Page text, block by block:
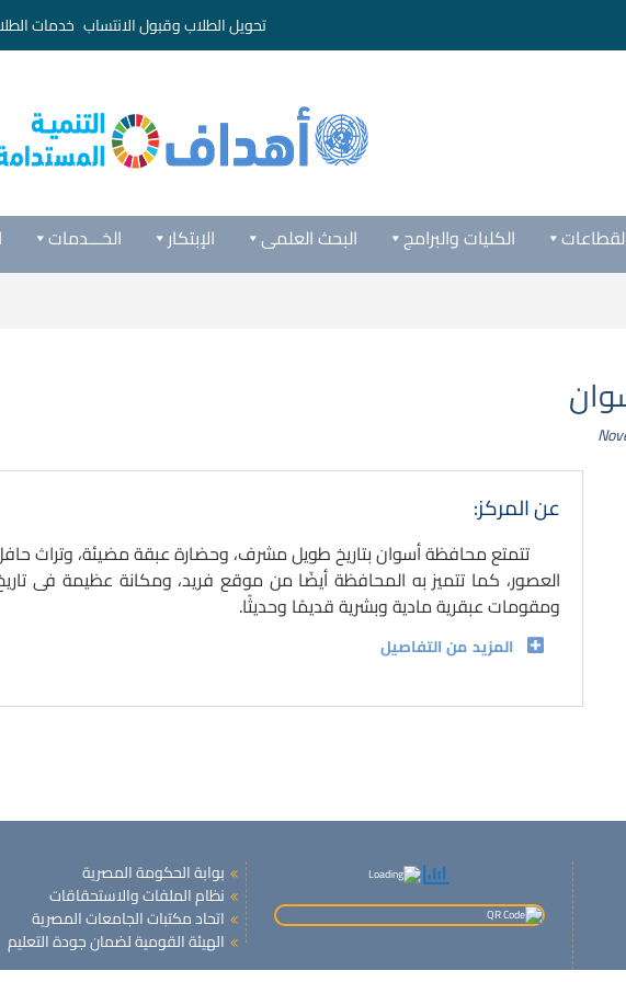
تحويل الطلاب وقبول الانتساب خدمات
الخـــدمات الإبتكار البحث العلمى الكليات والبرامج
عن المركز:
تتمتع محافظة أسوان بتاريخ طويل مشرف، وحضارة عبقة مضيئة، وتراث
العصور، كما تتميز به المحافظة أيضًا من موقع فريد، ومكانة عظيمة فى تاريخ
ومقومات عبقرية مادية وبشرية قديمًا وحديثًا.
المزيد من التفاصيل
بوابة الحكومة المصرية
نظام الملفات والاستحقاقات
اتحاد مكتبات الجامعات المصرية
الهيئة القومية لضمان جودة التعليم